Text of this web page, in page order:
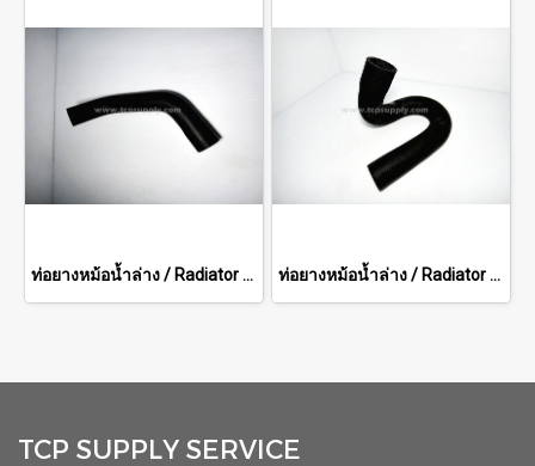
ท่อยางหม้อน้ำล่าง / Radiator Hose (Lower) ท่อยางหม้อน้ำล่าง / Radiator Hose (Lower)
TCP SUPPLY SERVICE